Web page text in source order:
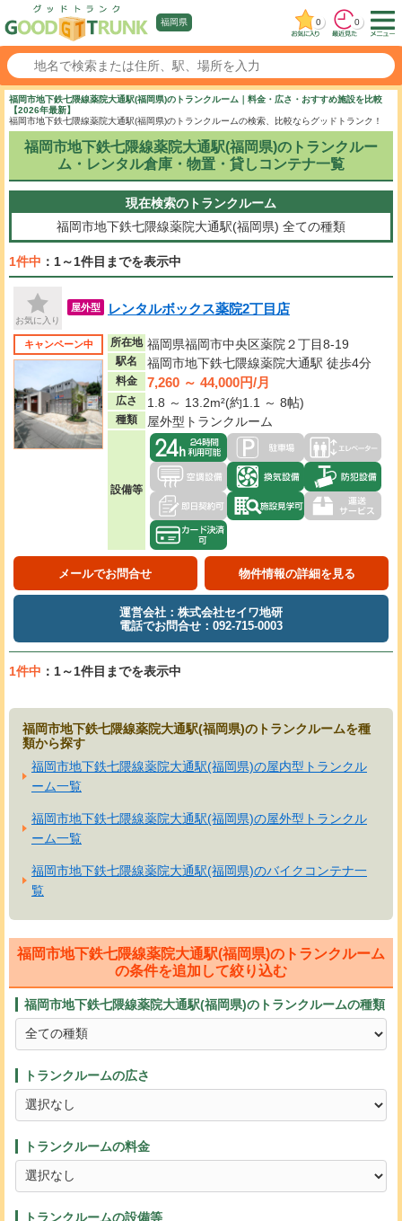
福岡県 0 0
福岡市地下鉄七隈線薬院大通駅(福岡県)のトランクルーム｜料金・広さ・おすすめ施設を比較
【2026年最新】
福岡市地下鉄七隈線薬院大通駅(福岡県)のトランクルームの検索、比較ならグッドトランク！
福岡市地下鉄七隈線薬院大通駅(福岡県)のトランクルー
ム・レンタル倉庫・物置・貸しコンテナ一覧
現在検索のトランクルーム
福岡市地下鉄七隈線薬院大通駅(福岡県) 全ての種類
1件中 ：1～1件目までを表示中
お気に入り
屋外型 レンタルボックス薬院2丁目店
キャンペーン中 所在地 福岡県福岡市中央区薬院２丁目8-19
駅名 福岡市地下鉄七隈線薬院大通駅 徒歩4分
料金 7,260 ～ 44,000円/月
広さ 1.8 ～ 13.2m²(約1.1 ～ 8帖)
種類 屋外型トランクルーム
設備等
メールでお問合せ 物件情報の詳細を見る
運営会社：株式会社セイワ地研
電話でお問合せ：092-715-0003
1件中 ：1～1件目までを表示中
福岡市地下鉄七隈線薬院大通駅(福岡県)のトランクルームを種
類から探す
福岡市地下鉄七隈線薬院大通駅(福岡県)の屋内型トランクル
ーム一覧
福岡市地下鉄七隈線薬院大通駅(福岡県)の屋外型トランクル
ーム一覧
福岡市地下鉄七隈線薬院大通駅(福岡県)のバイクコンテナ一
覧
福岡市地下鉄七隈線薬院大通駅(福岡県)のトランクルーム
の条件を追加して絞り込む
福岡市地下鉄七隈線薬院大通駅(福岡県)のトランクルームの種類
トランクルームの広さ
トランクルームの料金
トランクルームの設備等